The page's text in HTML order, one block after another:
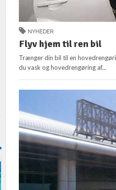
NYHEDER
Flyv hjem til ren bil
Trænger din bil til en
du vask og hovedrengøring af...